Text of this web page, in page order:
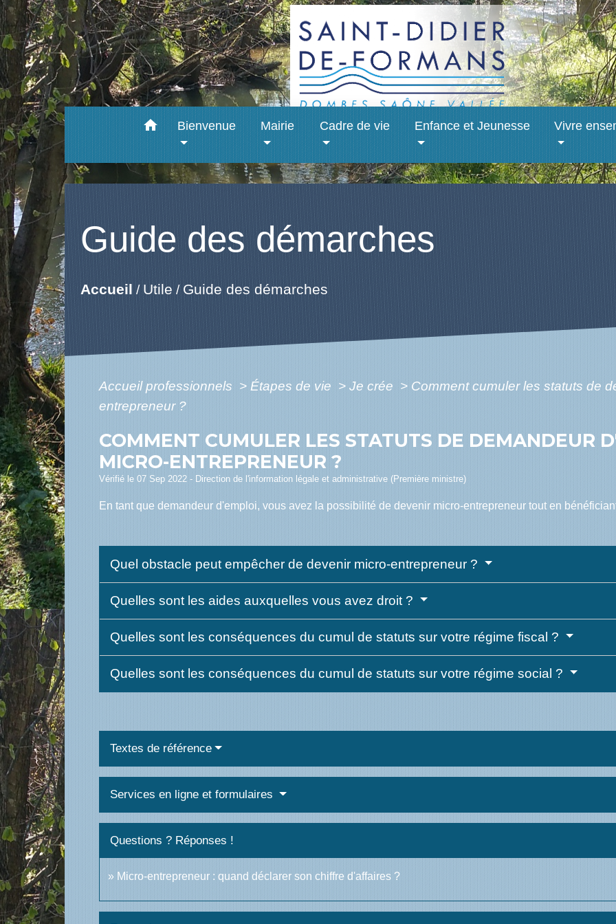
home Bienvenue Mairie Cadre de vie Enfance et Jeunesse Vivre
Guide des démarches
Accueil /Utile /Guide des démarches
Accueil professionnels > Étapes de vie > Je crée > Comment cumuler les statuts de
entrepreneur ?
COMMENT CUMULER LES STATUTS DE DEMANDEUR
MICRO-ENTREPRENEUR ?
Vérifié le 07 Sep 2022 - Direction de l'information légale et administrative (Première ministre)
En tant que demandeur d'emploi, vous avez la possibilité de devenir micro-entrepreneur tout en
Quel obstacle peut empêcher de devenir micro-entrepreneur ?
Quelles sont les aides auxquelles vous avez droit ?
Quelles sont les conséquences du cumul de statuts sur votre régime fiscal ?
Quelles sont les conséquences du cumul de statuts sur votre régime social ?
Textes de référence
Services en ligne et formulaires
Questions ? Réponses !
Micro-entrepreneur : quand déclarer son chiffre d'affaires ?